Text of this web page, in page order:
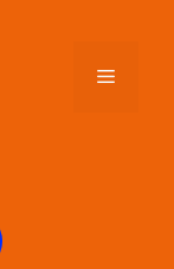
Menu